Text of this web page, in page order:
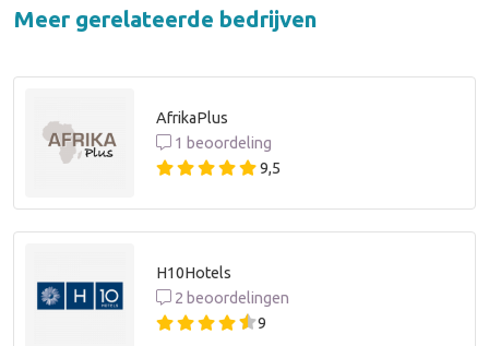
Meer gerelateerde bedrijven
AfrikaPlus
1 beoordeling
9,5
H10Hotels
2 beoordelingen
9